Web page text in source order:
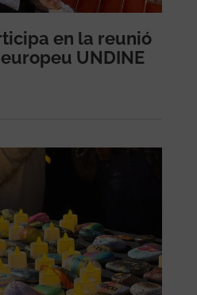
en la reunió
UNDINE